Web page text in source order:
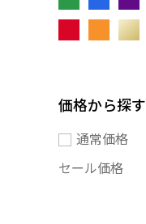
価格から探す
通常価格
セール価格